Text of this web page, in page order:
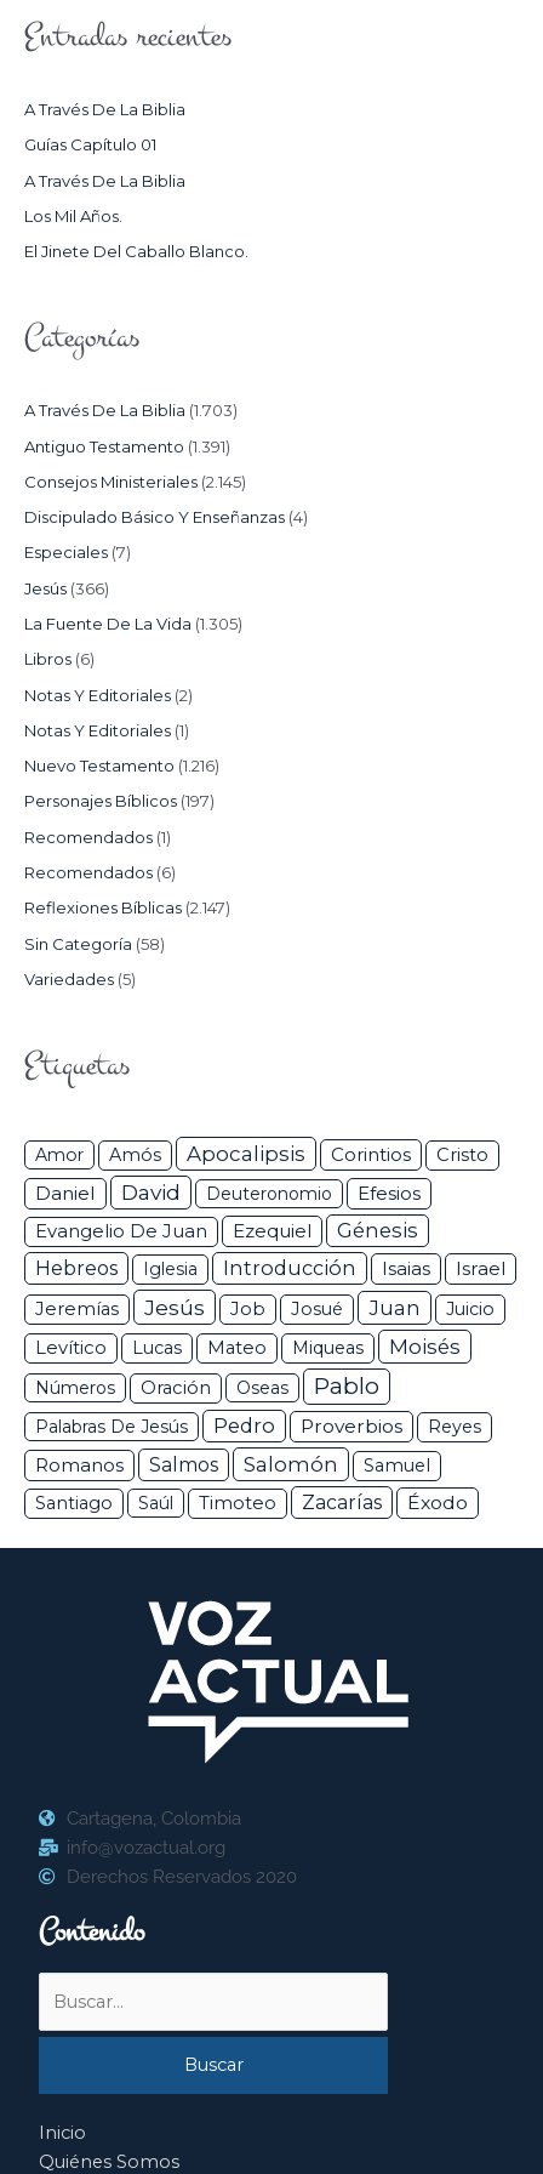
C
R
:
Entradas recientes
A Través De La Biblia
Guías Capítulo 01
A Través De La Biblia
Los Mil Años.
El Jinete Del Caballo Blanco.
Categorías
A Través De La Biblia (1.703)
Antiguo Testamento (1.391)
Consejos Ministeriales (2.145)
Discipulado Básico Y Enseñanzas (4)
Especiales (7)
Jesús (366)
La Fuente De La Vida (1.305)
Libros (6)
Notas Y Editoriales (2)
Notas Y Editoriales (1)
Nuevo Testamento (1.216)
Personajes Bíblicos (197)
Recomendados (1)
Recomendados (6)
Reflexiones Bíblicas (2.147)
Sin Categoría (58)
Variedades (5)
Etiquetas
Amor Amós Apocalipsis Corintios Cristo
Daniel David Deuteronomio Efesios
Evangelio De Juan Ezequiel
Génesis
Hebreos
Iglesia Introducción Isaias Israel
Jeremías Jesús Job Josué Juan
Juicio
Levítico
Lucas Mateo Miqueas Moisés
Números Oración Oseas Pablo
Palabras De Jesús Pedro Proverbios Reyes
Romanos Salmos Salomón
Samuel
Santiago
Saúl Timoteo Zacarías Éxodo
Cartagena, Colombia
info@vozactual.org
Derechos Reservados 2020
Contenido
por:
Inicio
Quiénes Somos